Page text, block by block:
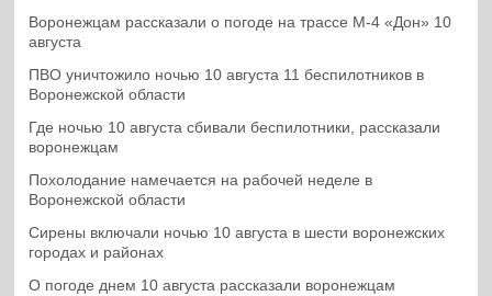
Воронежцам рассказали о погоде на трассе М-4 «Дон» 10
августа
ПВО уничтожило ночью 10 августа 11 беспилотников в
Воронежской области
Где ночью 10 августа сбивали беспилотники, рассказали
воронежцам
Похолодание намечается на рабочей неделе в
Воронежской области
Сирены включали ночью 10 августа в шести воронежских
городах и районах
О погоде днем 10 августа рассказали воронежцам